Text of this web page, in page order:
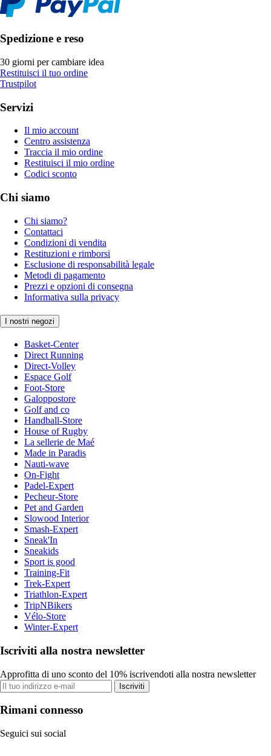
Spedizione e reso
30 giorni per cambiare idea
Restituisci il tuo ordine
Trustpilot
Servizi
Il mio account
Centro assistenza
Traccia il mio ordine
Restituisci il mio ordine
Codici sconto
Chi siamo
Chi siamo?
Contattaci
Condizioni di vendita
Restituzioni e rimborsi
Esclusione di responsabilità legale
Metodi di pagamento
Prezzi e opzioni di consegna
Informativa sulla privacy
I nostri negozi
Basket-Center
Direct Running
Direct-Volley
Espace Golf
Foot-Store
Galoppostore
Golf and co
Handball-Store
House of Rugby
La sellerie de Maé
Made in Paradis
Nauti-wave
On-Fight
Padel-Expert
Pecheur-Store
Pet and Garden
Slowood Interior
Smash-Expert
Sneak'In
Sneakids
Sport is good
Training-Fit
Trek-Expert
Triathlon-Expert
TripNBikers
Vélo-Store
Winter-Expert
Iscriviti alla nostra newsletter
Approfitta di uno sconto del 10% iscrivendoti alla nostra newsletter
Iscriviti
Rimani connesso
Seguici sui social